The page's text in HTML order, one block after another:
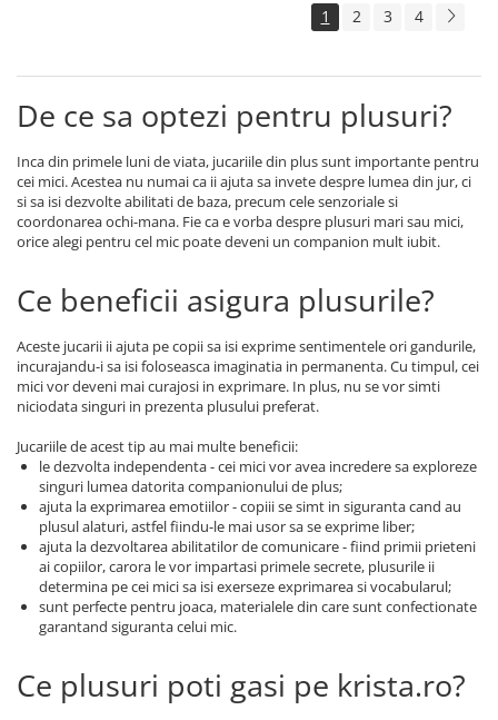
1 2 3 4
De ce sa optezi pentru plusuri?
Inca din primele luni de viata, jucariile din plus sunt importante pentru
cei mici. Acestea nu numai ca ii ajuta sa invete despre lumea din jur, ci
si sa isi dezvolte abilitati de baza, precum cele senzoriale si
coordonarea ochi-mana. Fie ca e vorba despre plusuri mari sau mici,
orice alegi pentru cel mic poate deveni un companion mult iubit.
Ce beneficii asigura plusurile?
Aceste jucarii ii ajuta pe copii sa isi exprime sentimentele ori gandurile,
incurajandu-i sa isi foloseasca imaginatia in permanenta. Cu timpul, cei
mici vor deveni mai curajosi in exprimare. In plus, nu se vor simti
niciodata singuri in prezenta plusului preferat.
Jucariile de acest tip au mai multe beneficii:
le dezvolta independenta - cei mici vor avea incredere sa exploreze
singuri lumea datorita companionului de plus;
ajuta la exprimarea emotiilor - copiii se simt in siguranta cand au
plusul alaturi, astfel fiindu-le mai usor sa se exprime liber;
ajuta la dezvoltarea abilitatilor de comunicare - fiind primii prieteni
ai copiilor, carora le vor impartasi primele secrete, plusurile ii
determina pe cei mici sa isi exerseze exprimarea si vocabularul;
sunt perfecte pentru joaca, materialele din care sunt confectionate
garantand siguranta celui mic.
Ce plusuri poti gasi pe krista.ro?